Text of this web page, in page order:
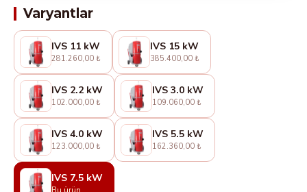
Varyantlar
IVS 11 kW
281.260,00 ₺
IVS 15 kW
385.400,00 ₺
IVS 2.2 kW
102.000,00 ₺
IVS 3.0 kW
109.060,00 ₺
IVS 4.0 kW
123.000,00 ₺
IVS 5.5 kW
162.360,00 ₺
IVS 7.5 kW